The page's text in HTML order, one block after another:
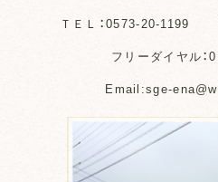
ＴＥＬ：0573-20-1199
フリーダイヤル
Email:sge-